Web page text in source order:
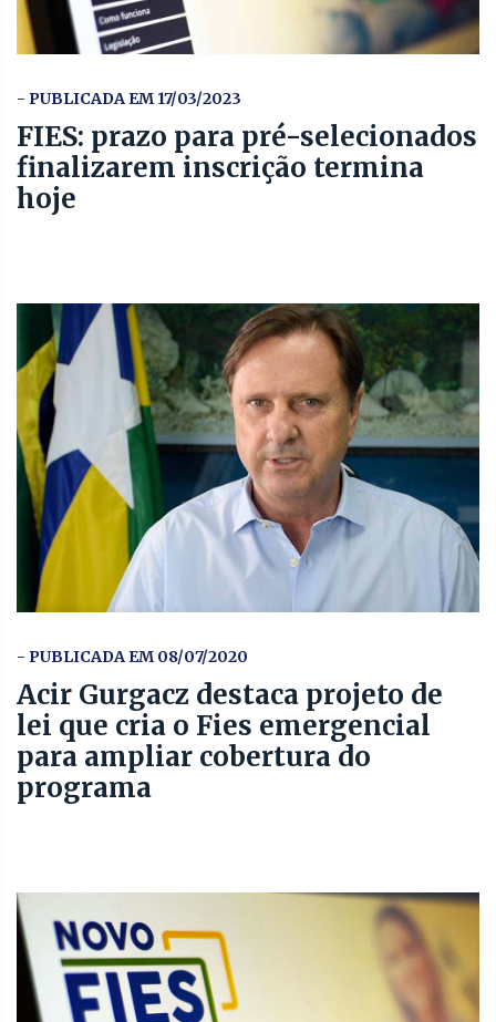
- PUBLICADA EM 17/03/2023
FIES: prazo para pré-selecionados
finalizarem inscrição termina
hoje
- PUBLICADA EM 08/07/2020
Acir Gurgacz destaca projeto de
lei que cria o Fies emergencial
para ampliar cobertura do
programa